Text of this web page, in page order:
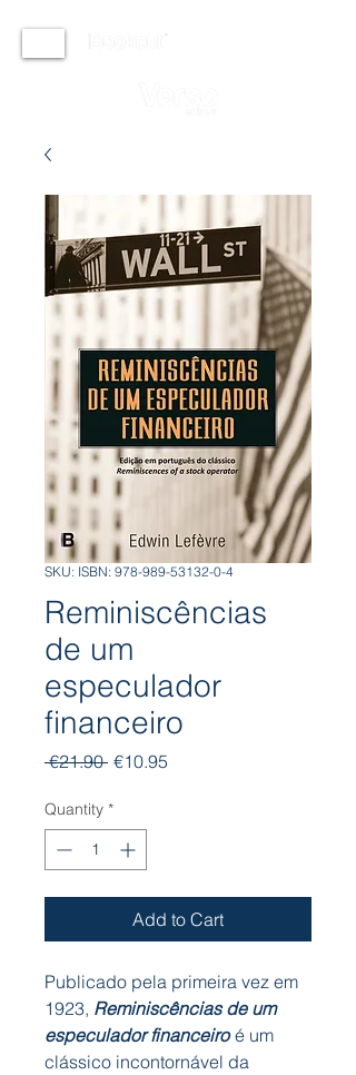
SKU: ISBN: 978-989-53132-0-4
Reminiscências
de um
especulador
financeiro
€21.90 Regular
€10.95
Quantity *
Add to Cart
Publicado pela primeira vez em
1923, Reminiscências de um
especulador financeiroé um
clássico incontornável da